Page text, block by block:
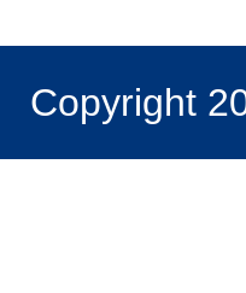
Copyright